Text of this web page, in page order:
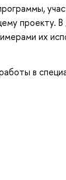
проекту.
их
в